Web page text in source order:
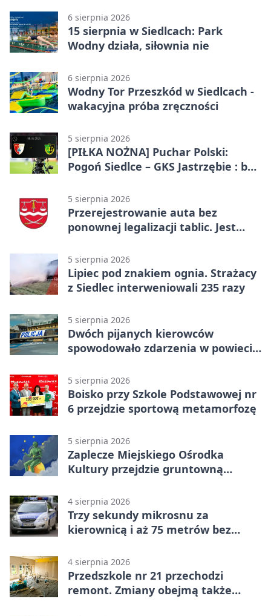
6 sierpnia 2026
15 sierpnia w Siedlcach: Park
Wodny działa, siłownia nie
6 sierpnia 2026
Wodny Tor Przeszkód w Siedlcach -
wakacyjna próba zręczności
5 sierpnia 2026
[PIŁKA NOŻNA] Puchar Polski:
Pogoń Siedlce – GKS Jastrzębie : bez
5 sierpnia 2026
Przerejestrowanie auta bez
ponownej legalizacji tablic. Jest
5 sierpnia 2026
Lipiec pod znakiem ognia. Strażacy
z Siedlec interweniowali 235 razy
5 sierpnia 2026
Dwóch pijanych kierowców
spowodowało zdarzenia w powiecie
5 sierpnia 2026
Boisko przy Szkole Podstawowej nr
6 przejdzie sportową metamorfozę
5 sierpnia 2026
Zaplecze Miejskiego Ośrodka
Kultury przejdzie gruntowną
4 sierpnia 2026
Trzy sekundy mikrosnu za
kierownicą i aż 75 metrów bez
4 sierpnia 2026
Przedszkole nr 21 przechodzi
remont. Zmiany obejmą także